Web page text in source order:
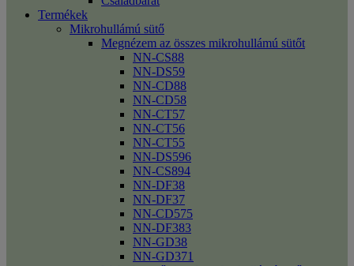
Termékek
Mikrohullámú sütő
Megnézem az összes mikrohullámú sütőt
NN-CS88
NN-DS59
NN-CD88
NN-CD58
NN-CT57
NN-CT56
NN-CT55
NN-DS596
NN-CS894
NN-DF38
NN-DF37
NN-CD575
NN-DF383
NN-GD38
NN-GD371